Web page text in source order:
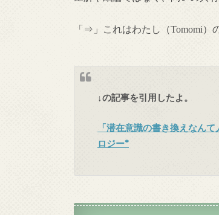
「⇒」これはわたし（Tomomi）
↓の記事を引用したよ。
「潜在意識の書き換えなん
ロジー*